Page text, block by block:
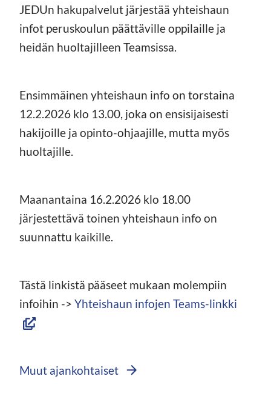
JEDUn hakupalvelut järjestää yhteishaun
infot peruskoulun päättäville oppilaille ja
heidän huoltajilleen Teamsissa.
Ensimmäinen yhteishaun info on torstaina
12.2.2026 klo 13.00, joka on ensisijaisesti
hakijoille ja opinto-ohjaajille, mutta myös
huoltajille.
Maanantaina 16.2.2026 klo 18.00
järjestettävä toinen yhteishaun info on
suunnattu kaikille.
Tästä linkistä pääseet mukaan molempiin
infoihin -> Yhteishaun infojen Teams-linkki
Muut ajankohtaiset